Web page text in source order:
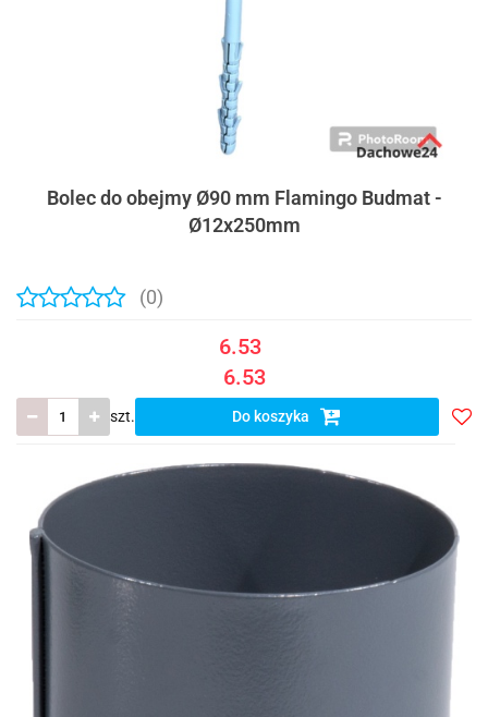
Bolec do obejmy Ø90 mm Flamingo Budmat -
Ø12x250mm
(0)
6.53
6.53
szt. Do koszyka